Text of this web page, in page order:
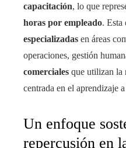
capacitación, lo que
horas por empleado. Esta
especializadas en áreas
operaciones, gestión
comerciales que utilizan la
centrada en el aprendizaje
Un enfoque
repercusión en